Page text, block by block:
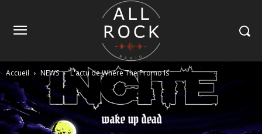
Accueil NEWS L'actu de Where The Promo Is